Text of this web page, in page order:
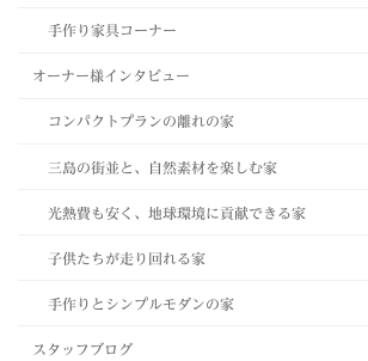
手作り家具コーナー
オーナー様インタビュー
コンパクトプランの離れの家
三島の街並と、自然素材を楽しむ家
光熱費も安く、地球環境に貢献できる家
子供たちが走り回れる家
手作りとシンプルモダンの家
スタッフブログ